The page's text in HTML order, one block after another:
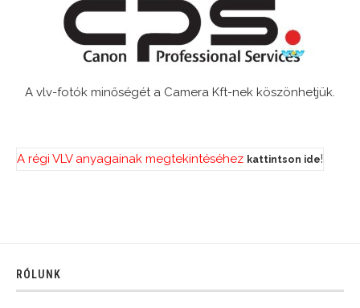
A vlv-fotók minőségét a Camera Kft-nek köszönhetjük.
A régi VLV anyagainak megtekintéséhez kattintson ide!
RÓLUNK